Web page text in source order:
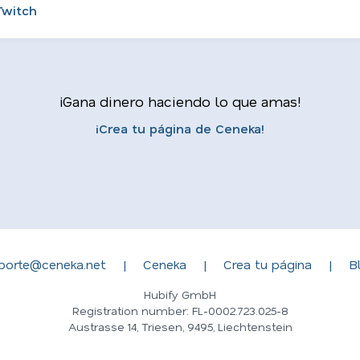
¡Gana dinero haciendo lo que amas!
¡Crea tu página de Ceneka!
| Ceneka | Crea tu página |
Hubify GmbH
Registration number: FL-0002.723.025-8
Austrasse 14, Triesen, 9495, Liechtenstein